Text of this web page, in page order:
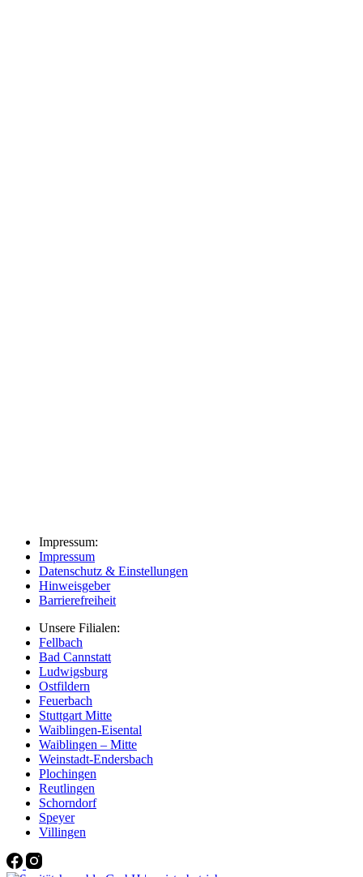
Impressum:
Impressum
Datenschutz & Einstellungen
Hinweisgeber
Barrierefreiheit
Unsere Filialen:
Fellbach
Bad Cannstatt
Ludwigsburg
Ostfildern
Feuerbach
Stuttgart Mitte
Waiblingen-Eisental
Waiblingen – Mitte
Weinstadt-Endersbach
Plochingen
Reutlingen
Schorndorf
Speyer
Villingen